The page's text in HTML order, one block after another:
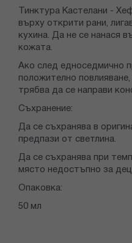
Тинктура Кастелани -
върху открити рани,
кухина. Да не се нанася
кожата.
Ако след едноседмично
положително
трябва да се направи
Съхранение:
Да се съхранява в
предпази от светлина.
Да се съхранява при
място недостъпно за
Опаковка:
50 мл